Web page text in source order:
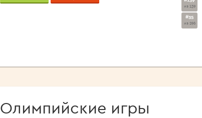
из 139
#35
из 296
Олимпийские игры